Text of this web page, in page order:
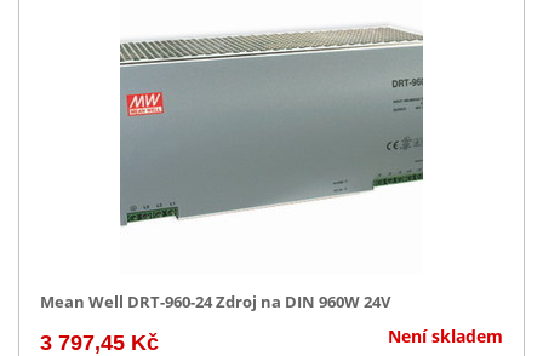
Mean Well DRT-960-24 Zdroj na DIN 960W 24V
3 797,45 Kč Není skladem